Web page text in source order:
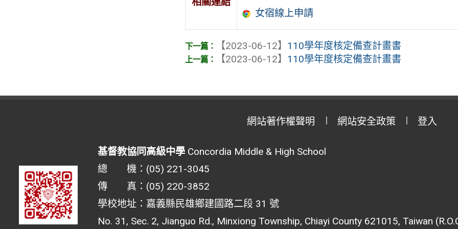
女宿線上申請
【2023-06-12】 110學年度核定備查計畫書
【2023-06-12】 110學年度核定備查計畫書
網站著作權聲明 網站安全政策 登入
基督教協同高級中學Concordia Middle & High School
總 機：(05) 221-3045
傳 真：(05) 220-3852
學校地址：嘉義縣民雄鄉建國路二段 31 號
No. 31, Sec. 2, Jianguo Rd., Minxiong Township, Chiayi County 621015, Taiwan